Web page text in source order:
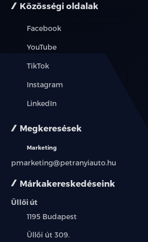
Márkakereskedéseink
Üllői út
Település:
1195 Budapest
Cím:
Üllői út 309.
Közösségi oldalak
Facebook
YouTube
TikTok
Instagram
LinkedIn
Megkeresések
Marketing
pmarketing@petranyiauto.hu